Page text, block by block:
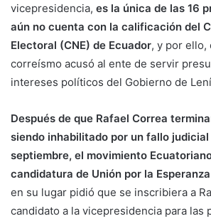
vicepresidencia, es la única de las 16
aún no cuenta con la calificación del
Electoral (CNE) de Ecuador, y por ello,
correísmo acusó al ente de servir
intereses políticos del Gobierno de
Después de que Rafael Correa
siendo inhabilitado por un fallo judicial
septiembre, el movimiento
candidatura de Unión por la
en su lugar pidió que se inscribiera a
candidato a la vicepresidencia para las